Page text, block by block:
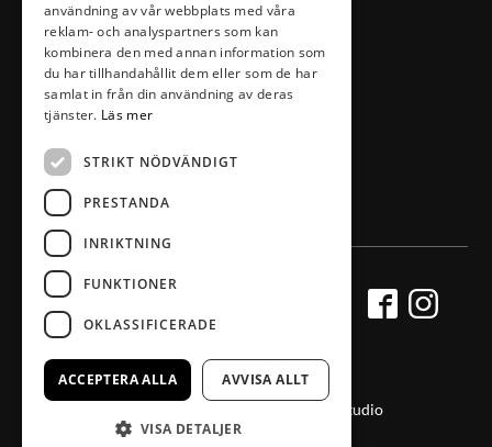
0470-407 00
info@vaxjocity.com
Producerad av Gota Media Brand Studio
användning av vår webbplats med våra
reklam- och analyspartners som kan
kombinera den med annan information som
du har tillhandahållit dem eller som de har
samlat in från din användning av deras
tjänster. Läs mer
STRIKT NÖDVÄNDIGT
PRESTANDA
INRIKTNING
FUNKTIONER
OKLASSIFICERADE
ACCEPTERA ALLA AVVISA ALLT
VISA DETALJER